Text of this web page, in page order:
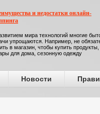
и недостатки онлайн-
мира технологий многие
упрощаются. Например, не
в магазин, чтобы купить продукты,
для дома, сезонную одежду
Новости